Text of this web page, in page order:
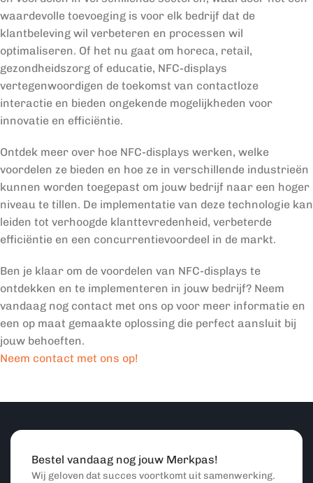
waardevolle toevoeging is voor elk bedrijf dat de
klantbeleving wil verbeteren en processen wil
optimaliseren. Of het nu gaat om horeca, retail,
gezondheidszorg of educatie, NFC-displays
vertegenwoordigen de toekomst van contactloze
interactie en bieden ongekende mogelijkheden voor
innovatie en efficiëntie.
Ontdek meer over hoe NFC-displays werken, welke
voordelen ze bieden en hoe ze in verschillende industrieën
kunnen worden toegepast om jouw bedrijf naar een hoger
niveau te tillen. De implementatie van deze technologie kan
leiden tot verhoogde klanttevredenheid, verbeterde
efficiëntie en een concurrentievoordeel in de markt.
Ben je klaar om de voordelen van NFC-displays te
ontdekken en te implementeren in jouw bedrijf? Neem
vandaag nog contact met ons op voor meer informatie en
een op maat gemaakte oplossing die perfect aansluit bij
jouw behoeften.
Neem contact met ons op!
Bestel vandaag nog jouw Merkpas!
Wij geloven dat succes voortkomt uit samenwerking.